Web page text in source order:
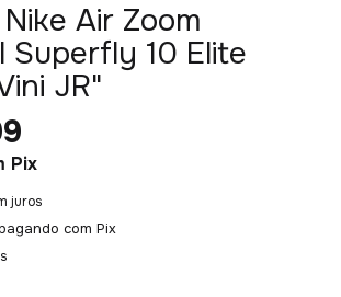
Air Zoom
Superfly 10 Elite
JR"
Pix
juros
com Pix